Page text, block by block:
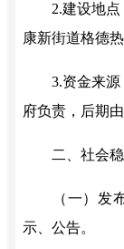
2.建设地
康新街道格德热
3.资金来
府负责，后期
二、社会
（一）发
示、公告。